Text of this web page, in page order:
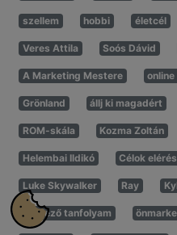
szellem hobbi életcél
Veres Attila Soós Dávid
A Marketing Mestere
Grönland állj ki magadért
ROM-skála Kozma Zoltán
Helembai Ildikó Célok
Luke Skywalker Ray
levelező tanfolyam